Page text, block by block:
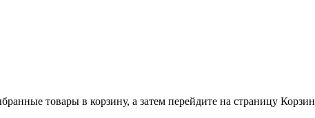
товары в корзину, а затем перейдите на страницу